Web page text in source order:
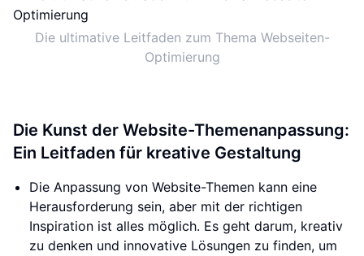
Die ultimative Leitfaden zum Thema Webseiten-
Optimierung
Die Kunst der Website-Themenanpassung:
Ein Leitfaden für kreative Gestaltung
Die Anpassung von Website-Themen kann eine
Herausforderung sein, aber mit der richtigen
Inspiration ist alles möglich. Es geht darum, kreativ
zu denken und innovative Lösungen zu finden, um